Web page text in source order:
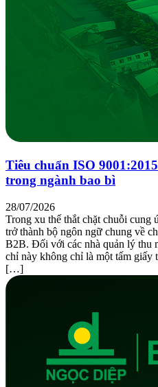
Tiêu chuẩn ISO
trong ngành bao bì
28/07/2026
Trong xu thế thắt chặt chuỗi cung
trở thành bộ ngôn ngữ chung về
B2B. Đối với các nhà quản lý thu
chỉ này không chỉ là một tấm giấy
[…]